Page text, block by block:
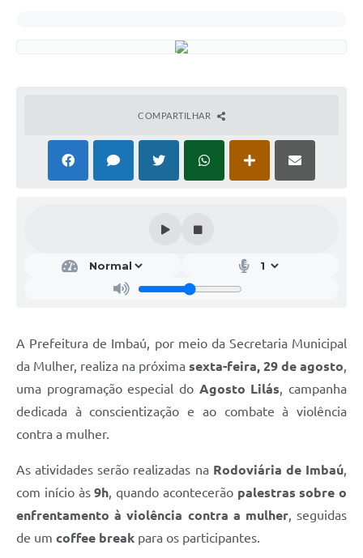
COMPARTILHAR
A Prefeitura de Imbaú, por meio da Secretaria Municipal
da Mulher, realiza na próxima sexta-feira, 29 de agosto,
uma programação especial do Agosto Lilás, campanha
dedicada à conscientização e ao combate à violência
contra a mulher.
As atividades serão realizadas na Rodoviária de Imbaú,
com início às9h, quando acontecerão palestras sobre o
enfrentamento à violência contra a mulher, seguidas
de um coffee break para os participantes.